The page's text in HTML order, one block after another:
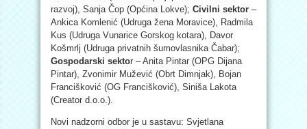
razvoj), Sanja Čop (Općina Lokve); Civilni sektor –
Ankica Komlenić (Udruga žena Moravice), Radmila
Kus (Udruga Vunarice Gorskog kotara), Davor
Košmrlj (Udruga privatnih šumovlasnika Čabar);
Gospodarski sektor – Anita Pintar (OPG Dijana
Pintar), Zvonimir Mužević (Obrt Dimnjak), Bojan
Francišković (OG Francišković), Siniša Lakota
(Creator d.o.o.).
Novi nadzorni odbor je u sastavu: Svjetlana